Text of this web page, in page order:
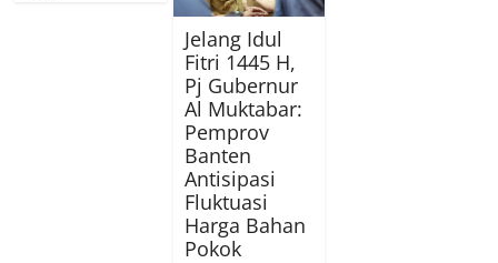
Jelang Idul
Fitri 1445 H,
Pj Gubernur
Al Muktabar:
Pemprov
Banten
Antisipasi
Fluktuasi
Harga Bahan
Pokok